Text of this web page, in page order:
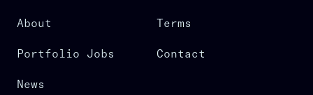
About
Portfolio Jobs
News
Terms
Contact